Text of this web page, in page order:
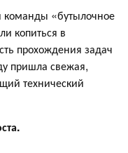
команды «бутылочное
копиться в
прохождения задач
пришла свежая,
технический